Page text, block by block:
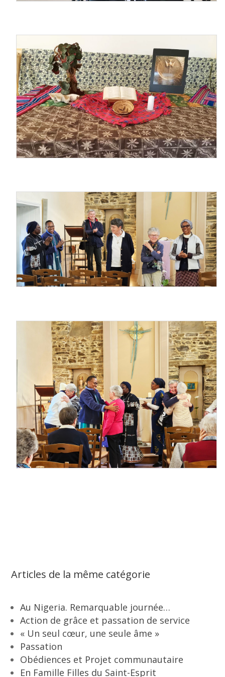
Articles de la même catégorie
Au Nigeria. Remarquable journée…
Action de grâce et passation de service
« Un seul cœur, une seule âme »
Passation
Obédiences et Projet communautaire
En Famille Filles du Saint-Esprit